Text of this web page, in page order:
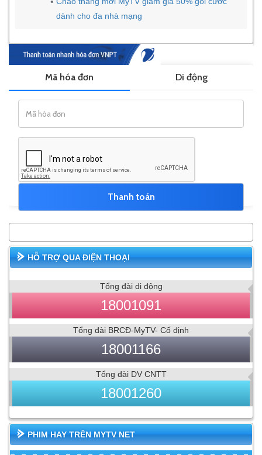
dành cho đa nhà mạng
HỖ TRỢ QUA ĐIỆN THOẠI
Tổng đài di động
18001091
Tổng đài BRCĐ-MyTV- Cố định
18001166
Tổng đài DV CNTT
18001260
PHIM HAY TRÊN MYTV NET